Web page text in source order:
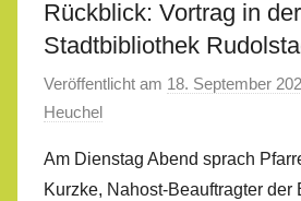
Rückblick: Vortrag in der
Stadtbibliothek
Veröffentlicht am 18. September
Heuchel
Am Dienstag Abend sprach
Kurzke, Nahost-Beauftragter der